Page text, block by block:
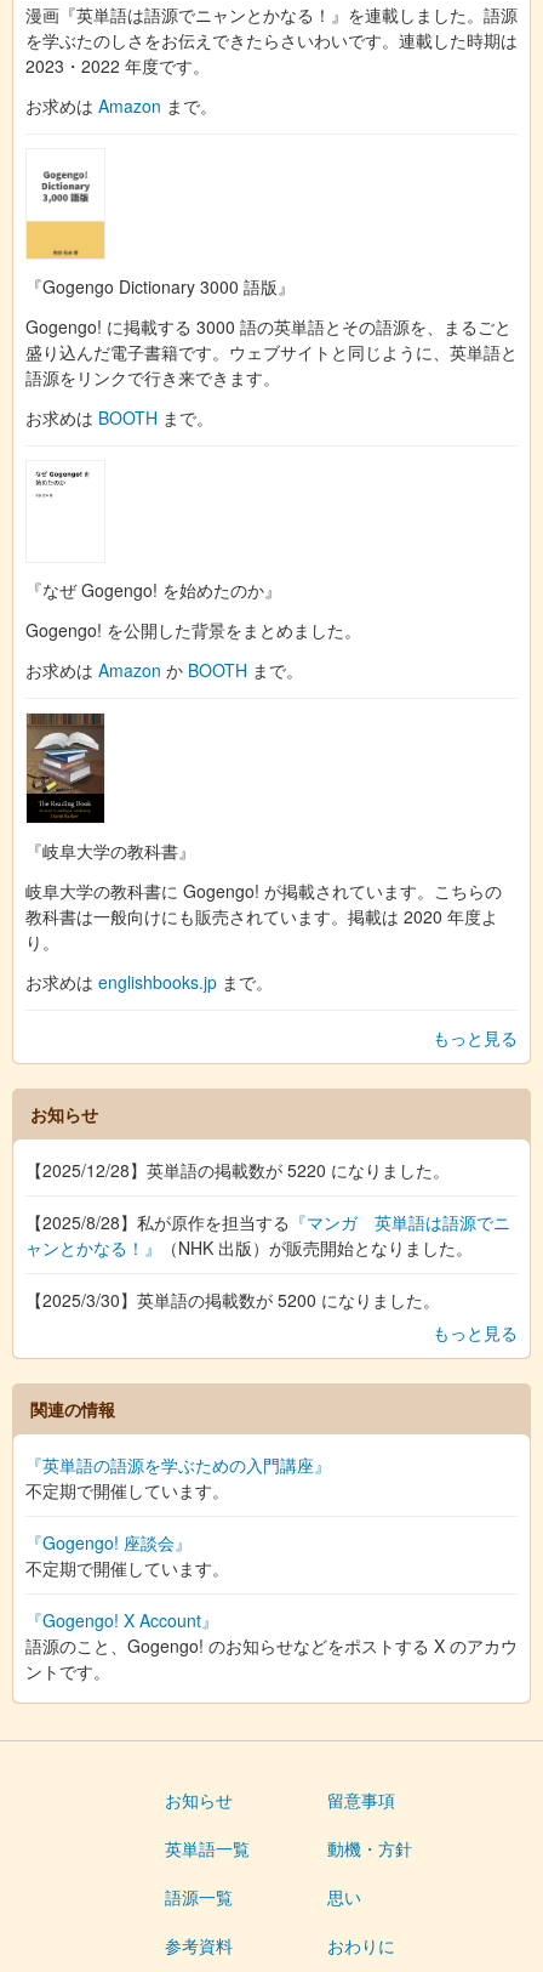
漫画『英単語は語源でニャンとかなる！』を連載しました。語源
を学ぶたのしさをお伝えできたらさいわいです。連載した時期は
2023・2022 年度です。
お求めは Amazon まで。
『Gogengo Dictionary 3000 語版』
Gogengo! に掲載する 3000 語の英単語とその語源を、まるごと
盛り込んだ電子書籍です。ウェブサイトと同じように、英単語と
語源をリンクで行き来できます。
お求めは BOOTH まで。
『なぜ Gogengo! を始めたのか』
Gogengo! を公開した背景をまとめました。
お求めは Amazon か BOOTH まで。
『岐阜大学の教科書』
岐阜大学の教科書に Gogengo! が掲載されています。こちらの
教科書は一般向けにも販売されています。掲載は 2020 年度よ
り。
お求めは englishbooks.jp まで。
もっと見る
お知らせ
【2025/12/28】英単語の掲載数が 5220 になりました。
【2025/8/28】私が原作を担当する 『マンガ 英単語は語源でニ
ャンとかなる！』
（NHK 出版）が販売開始となりました。
【2025/3/30】英単語の掲載数が 5200 になりました。
もっと見る
関連の情報
『英単語の語源を学ぶための入門講座』
不定期で開催しています。
『Gogengo! 座談会』
不定期で開催しています。
『Gogengo! X Account』
語源のこと、Gogengo! のお知らせなどをポストする X のアカウ
ントです。
お知らせ
英単語一覧
語源一覧
参考資料
留意事項
動機・方針
思い
おわりに